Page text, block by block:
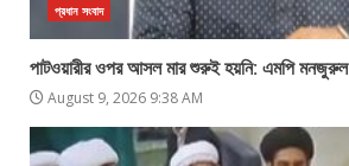
প্রধান সংবাদ
পাটওয়ারীর ওপর আসল মার শুরুই হয়নি: এমপি মনজুরুল
August 9, 2026 9:38 AM